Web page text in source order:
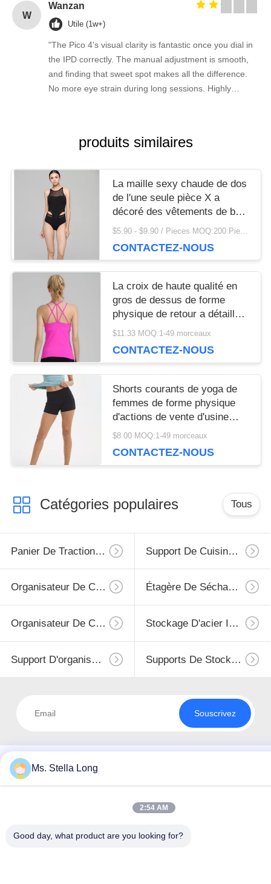
W
Wanzan
Utile (1w+)
"The Pico 4's visual clarity is fantastic once you dial in
the IPD correctly. The manual adjustment is smooth,
and finding that sweet spot makes all the difference.
No more eye strain during long sessions. Highly
finding that sweet spot makes all the difference. No
recommend taking the time to set it up properly!""The
Pico 4's visual clarity is fantastic once you dial in the
IPD correctly. The manual adjustment is smooth, and
finding that sweet spot makes all the difference. No
more eye strain during long sessions. Highly
recommend taking the time to set it up properly!""The
Pico 4's visual clarity is fantastic once you dial in the
IPD correctly. The manual adjustment is smooth, and
finding that sweet spot makes all the difference. No
more eye strain during long sessions. Highly r
produits similaires
La maille sexy chaude de dos
de l'une seule pièce X a
décoré des vêtements de bain
d'une seule pièce des jeunes
CONTACTEZ-NOUS
La croix de haute qualité en
gros de dessus de forme
physique de retour a détaillé
le dessus de réservoir de
$11.33 MOQ:1-49 morceaux
CONTACTEZ-NOUS
Shorts courants de yoga de
femmes de forme physique
d'actions de vente d'usine
avec la poche
$8.00 MOQ:1-49 morceaux
CONTACTEZ-NOUS
Catégories populaires Tous
Panier De Traction De Cuisine Support De Cuisine De Mur
Organisateur De Chambre De Cuisine Étagère De Séchage De Plat
Organisateur De Cuisine Stockage D'acier Inoxydable
Support D'organisateur De Cuisine Supports De Stockage De Cuisine
Souscrivez
Ms. Stella Long
2:54 AM
Good day, what product are you looking for?